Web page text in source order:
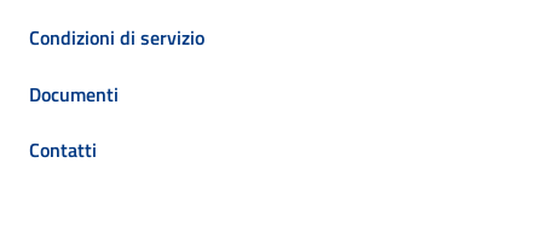
Condizioni di servizio
Documenti
Contatti